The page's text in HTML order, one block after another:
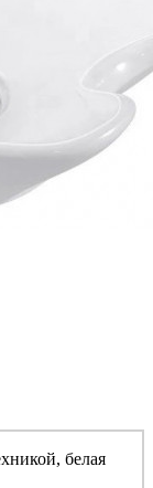
белая